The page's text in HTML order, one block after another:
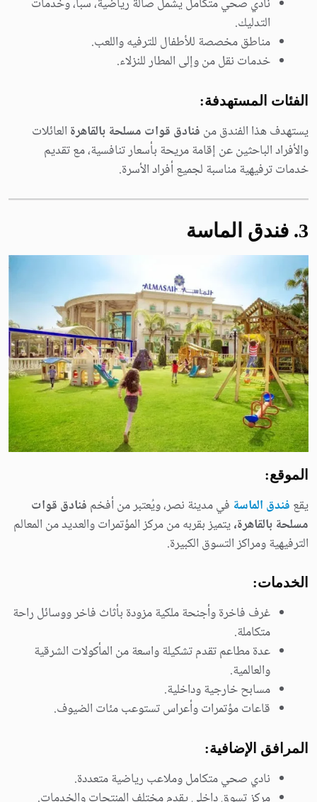
نادي صحي متكامل يشمل صالة رياضية، سبا، وخدمات
التدليك.
مناطق مخصصة للأطفال للترفيه واللعب.
خدمات نقل من وإلى المطار للنزلاء.
الفئات المستهدفة:
يستهدف هذا الفندق من فنادق قوات مسلحة بالقاهرة العائلات
والأفراد الباحثين عن إقامة مريحة بأسعار تنافسية، مع تقديم
خدمات ترفيهية مناسبة لجميع أفراد الأسرة.
3. فندق الماسة
الموقع:
يقع فندق الماسة في مدينة نصر، ويُعتبر من أفخم فنادق قوات
مسلحة بالقاهرة،يتميز بقربه من مركز المؤتمرات والعديد من المعالم
الترفيهية ومراكز التسوق الكبيرة.
الخدمات:
غرف فاخرة وأجنحة ملكية مزودة بأثاث فاخر ووسائل راحة
متكاملة.
عدة مطاعم تقدم تشكيلة واسعة من المأكولات الشرقية
والعالمية.
مسابح خارجية وداخلية.
قاعات مؤتمرات وأعراس تستوعب مئات الضيوف.
المرافق الإضافية:
نادي صحي متكامل وملاعب رياضية متعددة.